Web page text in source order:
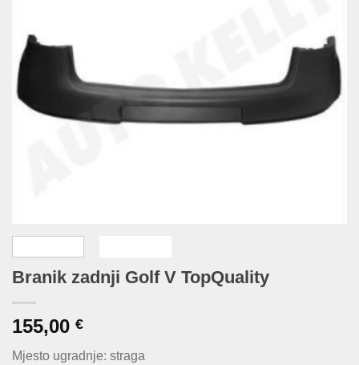
Branik zadnji Golf V TopQuality
155,00 €
Mjesto ugradnje: straga